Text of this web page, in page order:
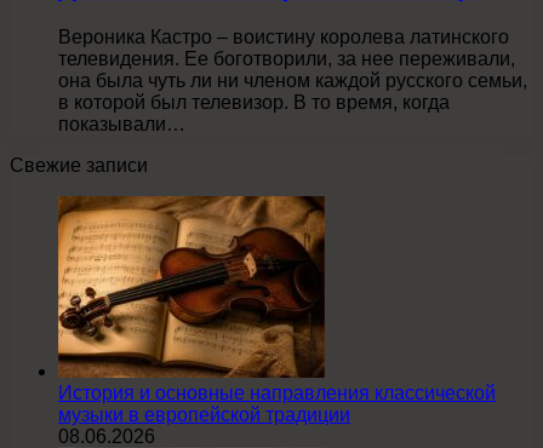
Вероника Кастро – воистину королева латинского
телевидения. Ее боготворили, за нее переживали,
она была чуть ли ни членом каждой русского семьи,
в которой был телевизор. В то время, когда
показывали…
Свежие записи
История и основные направления классической
музыки в европейской традиции
08.06.2026